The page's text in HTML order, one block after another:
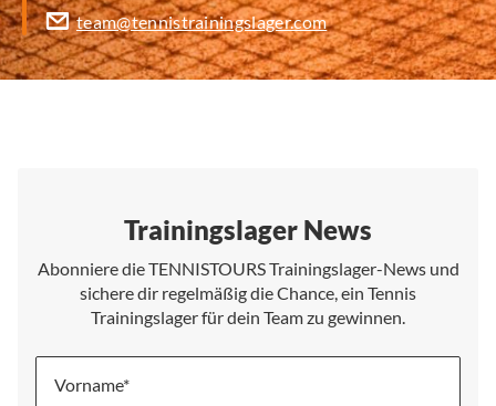
team@tennistrainingslager.com
Trainingslager News
Abonniere die TENNISTOURS Trainingslager-News und
sichere dir regelmäßig die Chance, ein Tennis
Trainingslager für dein Team zu gewinnen.
Vorname